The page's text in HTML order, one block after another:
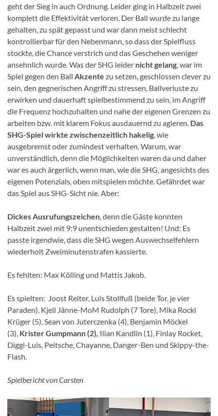
geht der Sieg in auch Ordnung. Leider ging in Halbzeit zwei
komplett die Effektivität verloren. Der Ball wurde zu lange
gehalten, zu spät gepasst und war dann meist schlecht
kontrollierbar für den Nebenmann, so dass der Spielfluss
stockte, die Chance verstrich und das Geschehen weniger
ansehnlich wurde. Was der SHG leider nicht gelang, war im
Spiel gegen den Ball Akzente zu setzen, geschlossen clever zu
sein, den gegnerischen Angriff zu stressen, Ballverluste zu
erwirken und dauerhaft spielbestimmend zu sein, im Angriff
die Frequenz hochzuhalten und nahe der eigenen Grenzen zu
arbeiten bzw. mit klarem Fokus ausdauernd zu agieren. Das
SHG-Spiel wirkte zwischenzeitlich hakelig, wie
ausgebremst oder zumindest verhalten. Warum, war
unverständlich, denn die Möglichkeiten waren da und daher
war es auch ärgerlich, wenn man, wie die SHG, angesichts des
eigenen Potenzials, oben mitspielen möchte. Gefährdet war
das Spiel aus SHG-Sicht nie. Aber:
Dickes Ausrufungszeichen, denn die Gäste konnten
Halbzeit zwei mit 9:9 unentschieden gestalten! Und: Es
passte irgendwie, dass die SHG wegen Auswechselfehlern
wiederholt Zweiminutenstrafen kassierte.
Es fehlten: Max Kölling und Mattis Jakob.
Es spielten: Joost Reiter, Luis Stollfuß (beide Tor, je vier
Paraden), Kjell Jänne-MoM Rudolph (7 Tore), Mika Rocki
Krüger (5), Sean von Juterczenka (4), Benjamin Möckel
(3), Krister Gumpmann (2), Ilian Kandlin (1), Finlay Rocket,
Diggi-Luis, Peitsche, Chayanne, Danger-Ben und Skippy-the-
Flash.
Spielbericht von Carsten